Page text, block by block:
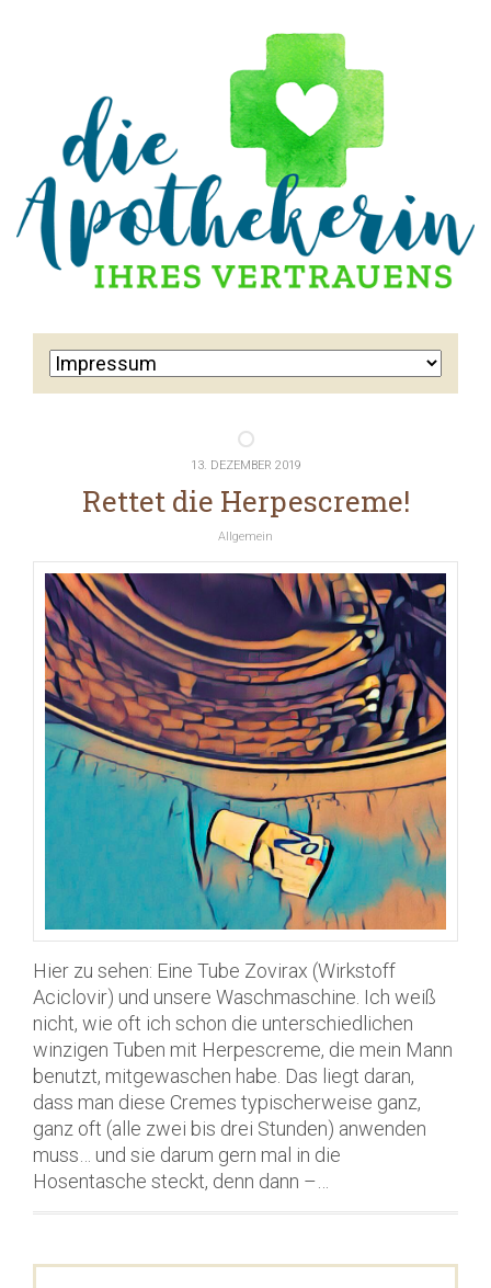
13. DEZEMBER 2019
Rettet die Herpescreme!
Allgemein
Hier zu sehen: Eine Tube Zovirax (Wirkstoff
Aciclovir) und unsere Waschmaschine. Ich weiß
nicht, wie oft ich schon die unterschiedlichen
winzigen Tuben mit Herpescreme, die mein Mann
benutzt, mitgewaschen habe. Das liegt daran,
dass man diese Cremes typischerweise ganz,
ganz oft (alle zwei bis drei Stunden) anwenden
muss… und sie darum gern mal in die
Hosentasche steckt, denn dann –…